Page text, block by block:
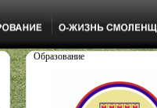
Образование